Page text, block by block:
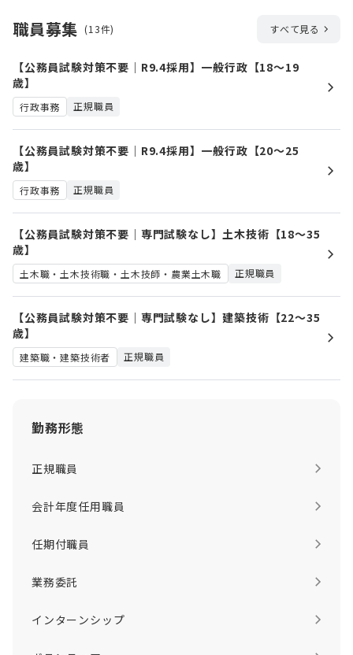
職員募集 (13件) すべて見る
勤務形態
正規職員
会計年度任用職員
任期付職員
業務委託
インターンシップ
【公務員試験対策不要｜R9.4採用】一般行政【18～19
歳】
行政事務 正規職員
【公務員試験対策不要｜R9.4採用】一般行政【20～25
歳】
行政事務 正規職員
【公務員試験対策不要｜専門試験なし】土木技術【18～35
歳】
土木職・土木技術職・土木技師・農業土木職 正規職員
【公務員試験対策不要｜専門試験なし】建築技術【22～35
歳】
建築職・建築技術者 正規職員